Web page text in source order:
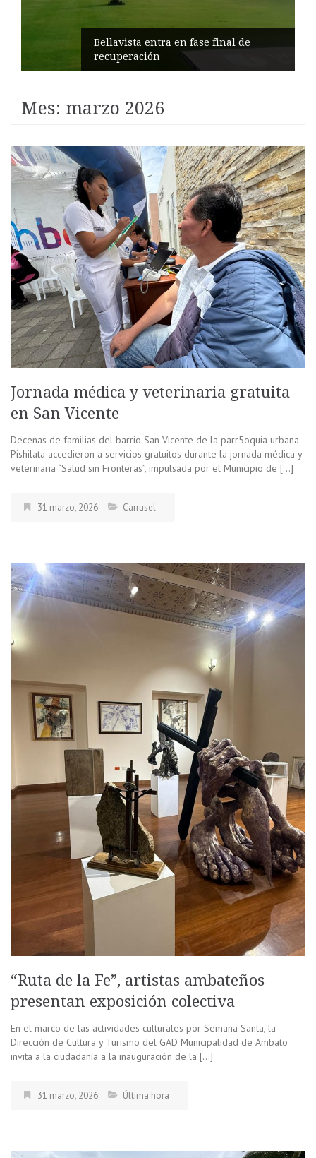
Impulsan turismo comunitario en
Pilahuín
Mes: marzo 2026
Jornada médica y veterinaria gratuita
en San Vicente
Decenas de familias del barrio San Vicente de la parr5oquia urbana
Pishilata accedieron a servicios gratuitos durante la jornada médica y
veterinaria “Salud sin Fronteras”, impulsada por el Municipio de […]
31 marzo, 2026 Carrusel
“Ruta de la Fe”, artistas ambateños
presentan exposición colectiva
En el marco de las actividades culturales por Semana Santa, la
Dirección de Cultura y Turismo del GAD Municipalidad de Ambato
invita a la ciudadanía a la inauguración de la […]
31 marzo, 2026 Última hora